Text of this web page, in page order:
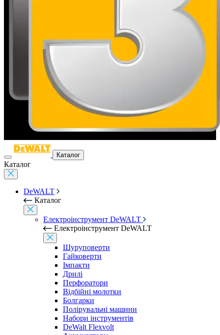
Каталог
Каталог
DeWALT
Каталог
Електроінструмент DeWALT
Електроінструмент DeWALT
Шуруповерти
Гайковерти
Імпакти
Дрилі
Перфоратори
Відбійні молотки
Болгарки
Полірувальні машини
Набори інструментів
DeWalt Flexvolt